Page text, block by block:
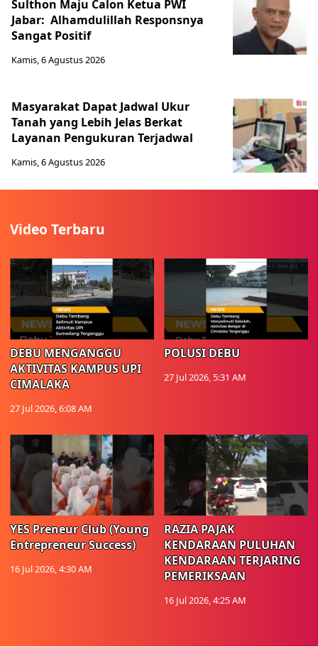
Sulthon Maju Calon Ketua PWI
Jabar: Alhamdulillah Responsnya
Sangat Positif
Kamis, 6 Agustus 2026
Masyarakat Dapat Jadwal Ukur
Tanah yang Lebih Jelas Berkat
Layanan Pengukuran Terjadwal
Kamis, 6 Agustus 2026
Video Terbaru
DEBU MENGANGGU
AKTIVITAS KAMPUS UPI
CIMALAKA
27 Jul 2026, 6:08 AM
POLUSI DEBU
27 Jul 2026, 5:31 AM
YES Preneur Club (Young
Entrepreneur Success)
16 Jul 2026, 4:30 AM
RAZIA PAJAK
KENDARAAN PULUHAN
KENDARAAN TERJARING
PEMERIKSAAN
16 Jul 2026, 4:25 AM